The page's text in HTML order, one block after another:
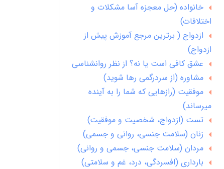
خانواده (حل معجزه آسا مشکلات و
اختلافات)
ازدواج ( برترین مرجع آموزش پیش از
ازدواج)
عشق کافی است یا نه؟ از نظر روانشناسی
مشاوره (از سردرگمی رها شوید)
موفقیت (رازهایی که شما را به آینده
میرساند)
تست (ازدواج، شخصیت و موفقیت)
زنان (سلامت جنسی، روانی و جسمی)
مردان (سلامت جنسی، جسمی و روانی)
بارداری (افسردگی، درد، غم و سلامتی)